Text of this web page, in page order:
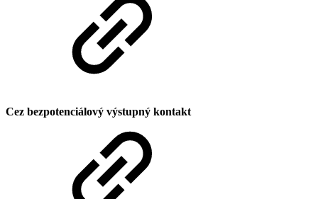
Cez bezpotenciálový výstupný kontakt